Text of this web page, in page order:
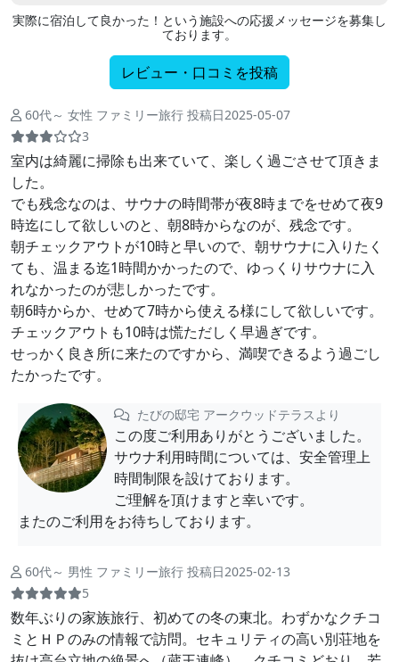
実際に宿泊して良かった！という施設への応援メッセージを募集し
ております。
レビュー・口コミを投稿
60代～ 女性 ファミリー旅行 投稿日2025-05-07
3
室内は綺麗に掃除も出来ていて、楽しく過ごさせて頂きま
した。
でも残念なのは、サウナの時間帯が夜8時までをせめて夜9
時迄にして欲しいのと、朝8時からなのが、残念です。
朝チェックアウトが10時と早いので、朝サウナに入りたく
ても、温まる迄1時間かかったので、ゆっくりサウナに入
れなかったのが悲しかったです。
朝6時からか、せめて7時から使える様にして欲しいです。
チェックアウトも10時は慌ただしく早過ぎです。
せっかく良き所に来たのですから、満喫できるよう過ごし
たかったです。
たびの邸宅 アークウッドテラスより
この度ご利用ありがとうございました。
サウナ利用時間については、安全管理上
時間制限を設けております。
ご理解を頂けますと幸いです。
またのご利用をお待ちしております。
60代～ 男性 ファミリー旅行 投稿日2025-02-13
5
数年ぶりの家族旅行、初めての冬の東北。わずかなクチコ
ミとＨＰのみの情報で訪問。セキュリティの高い別荘地を